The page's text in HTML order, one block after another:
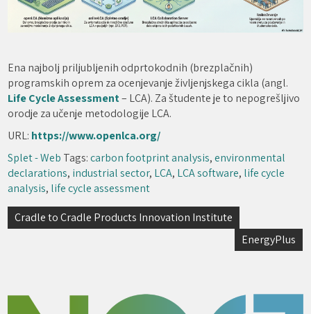
Ena najbolj priljubljenih odprtokodnih (brezplačnih)
programskih oprem za ocenjevanje življenjskega cikla (angl.
Life Cycle Assessment– LCA). Za študente je to nepogrešljivo
orodje za učenje metodologije LCA.
URL: https://www.openlca.org/
Splet - Web Tags:carbon footprint analysis,environmental
declarations, industrial sector, LCA, LCA software, life cycle
analysis, life cycle assessment
Navigacija
Cradle to Cradle Products Innovation Institute
EnergyPlus